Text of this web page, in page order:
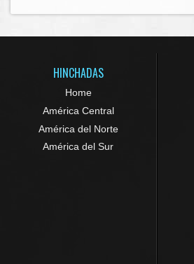
HINCHADAS
Home
América Central
América del Norte
América del Sur